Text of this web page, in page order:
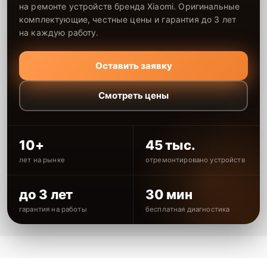
на ремонте устройств бренда Xiaomi. Оригинальные
комплектующие, честные цены и гарантия до 3 лет
на каждую работу.
Оставить заявку
Смотреть цены
10+
лет на рынке
45 тыс.
отремонтировано устройств
до 3 лет
гарантия на работы
30 мин
бесплатная диагностика